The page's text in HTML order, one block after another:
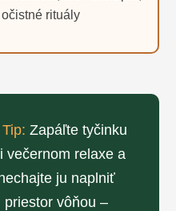
očistné rituály
Tip: Zapáľte tyčinku
večernom relaxe a
ju naplniť
priestor vôňou –